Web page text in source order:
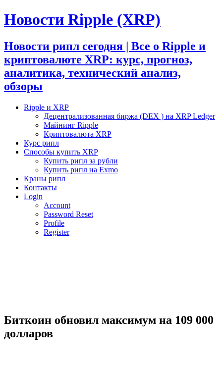
Новости Ripple (XRP)
Новости рипл сегодня | Все о Ripple и
криптовалюте XRP: курс, прогноз,
аналитика, технический анализ,
обзоры
Ripple и XRP
Децентрализованная биржа (DEX ) на XRP Ledger
Майнинг Ripple
Криптовалюта XRP
Курс рипл
Способы купить XRP
Купить рипл за рубли
Купить рипл на Exmo
Краны рипл
Контакты
Login
Account
Password Reset
Profile
Register
Биткоин обновил максимум на 109 000
долларов